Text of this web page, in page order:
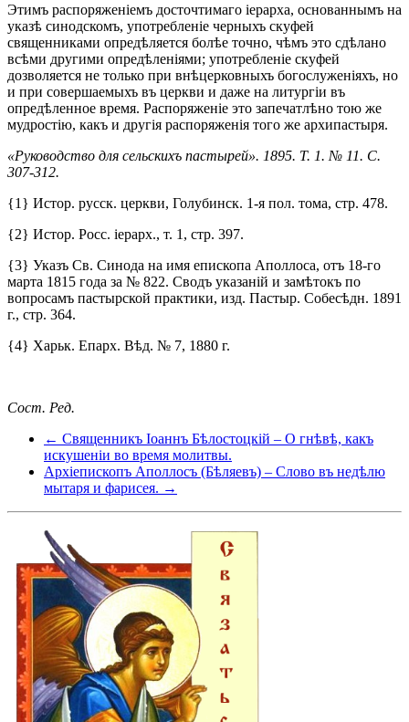
Этимъ распоряженіемъ досточтимаго іерарха, основаннымъ на
указѣ синодскомъ, употребленіе черныхъ скуфей
священниками опредѣляется болѣе точно, чѣмъ это сдѣлано
всѣми другими опредѣленіями; употребленіе скуфей
дозволяется не только при внѣцерковныхъ богослуженіяхъ, но
и при совершаемыхъ въ церкви и даже на литургіи въ
опредѣленное время. Распоряженіе это запечатлѣно тою же
мудростію, какъ и другія распоряженія того же архипастыря.
«Руководство для сельскихъ пастырей». 1895. Т. 1. № 11. С.
307-312.
{1} Истор. русск. церкви, Голубинск. 1-я пол. тома, стр. 478.
{2} Истор. Росс. іерарх., т. 1, стр. 397.
{3} Указъ Св. Синода на имя епископа Аполлоса, отъ 18-го
марта 1815 года за № 822. Сводъ указаній и замѣтокъ по
вопросамъ пастырской практики, изд. Пастыр. Собесѣдн. 1891
г., стр. 364.
{4} Харьк. Епарх. Вѣд. № 7, 1880 г.
Сост. Ред.
← Священникъ Іоаннъ Бѣлостоцкій – О гнѣвѣ, какъ
искушеніи во время молитвы.
Архіепископъ Аполлосъ (Бѣляевъ) – Слово въ недѣлю
мытаря и фарисея. →